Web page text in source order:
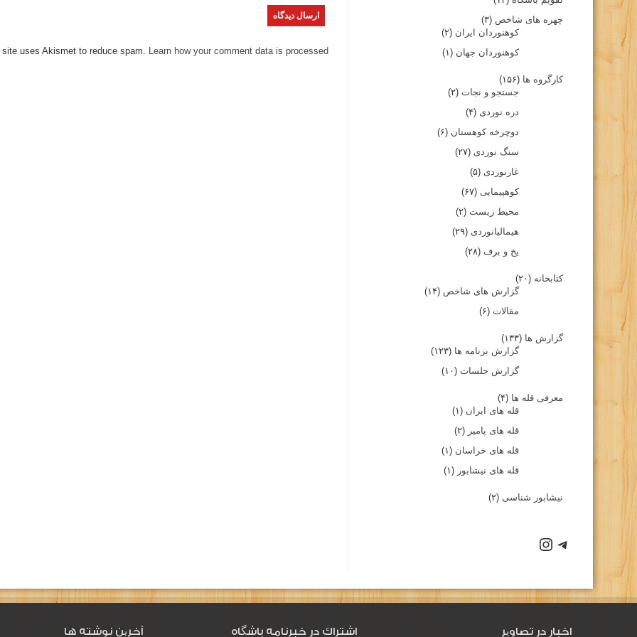
uses Akismet to reduce spam. Learn how your comment data is processed.
چهره های شاخص (۳)
کوهنوردان ایران (۲)
کوهنوردان جهان (۱)
کارگروه ها (۱۵۶)
جستجو و نجات (۲)
دره نوردی (۴)
دوچرخه کوهستان (۶)
سنگ نوردی (۲۷)
غارنوردی (۵)
کوهپیمایی (۶۷)
محیط زیست (۲)
هیمالیانوردی (۲۹)
یخ و برف (۲۸)
کتابخانه (۲۰)
گزارش های شاخص (۱۴)
مقالات (۶)
گزارش ها (۱۳۳)
گزارش برنامه ها (۱۲۳)
گزارش جلسات (۱۰)
معرفی قله ها (۴)
قله های ایران (۱)
قله های پامیر (۲)
قله های خراسان (۱)
قله های نیشابور (۱)
نیشابور شناسی (۲)
اخبار در تصاویر اشتراك در خبرنامه باشگاه آخرین نوشته ها